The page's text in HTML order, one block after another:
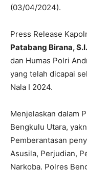
(03/04/2024).
Press Release
Patabang Birana,
dan Humas Polri
yang telah dicapai
Nala I 2024.
Menjelaskan dalam
Bengkulu Utara,
Pemberantasan
Asusila, Perjudian,
Narkoba. Polres